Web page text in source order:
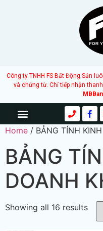
Công ty TNHH FS Bất Động Sản
và chứng từ. Chỉ tiếp nhận
Home / BẢNG TÍNH
BẢNG
DOANH
Showing all 16 results